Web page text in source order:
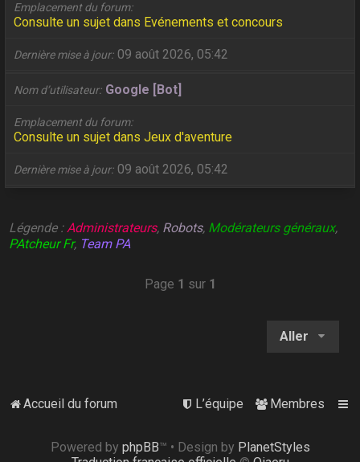
Emplacement du forum
Consulte un sujet dans Evénements et concours
Dernière mise à jour 09 août 2026, 05:42
Nom d’utilisateur Google [Bot]
Emplacement du forum
Consulte un sujet dans Jeux d'aventure
Dernière mise à jour 09 août 2026, 05:42
Légende :Administrateurs, Robots, Modérateurs généraux,
PAtcheur Fr, Team PA
Page 1 sur 1
Aller
Accueil du forum Membres
L’équipe
Powered by phpBB™ • Design by PlanetStyles